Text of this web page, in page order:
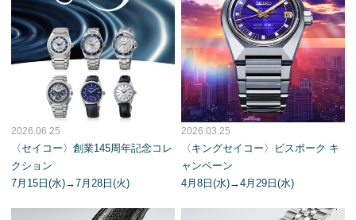
2026.06.25
〈セイコー〉創業145周年記念コレ
クション
7月15日(水)→7月28日(火)
2026.03.25
〈キングセイコー〉ビスポーク キ
ャンペーン
4月8日(水)→4月29日(水)